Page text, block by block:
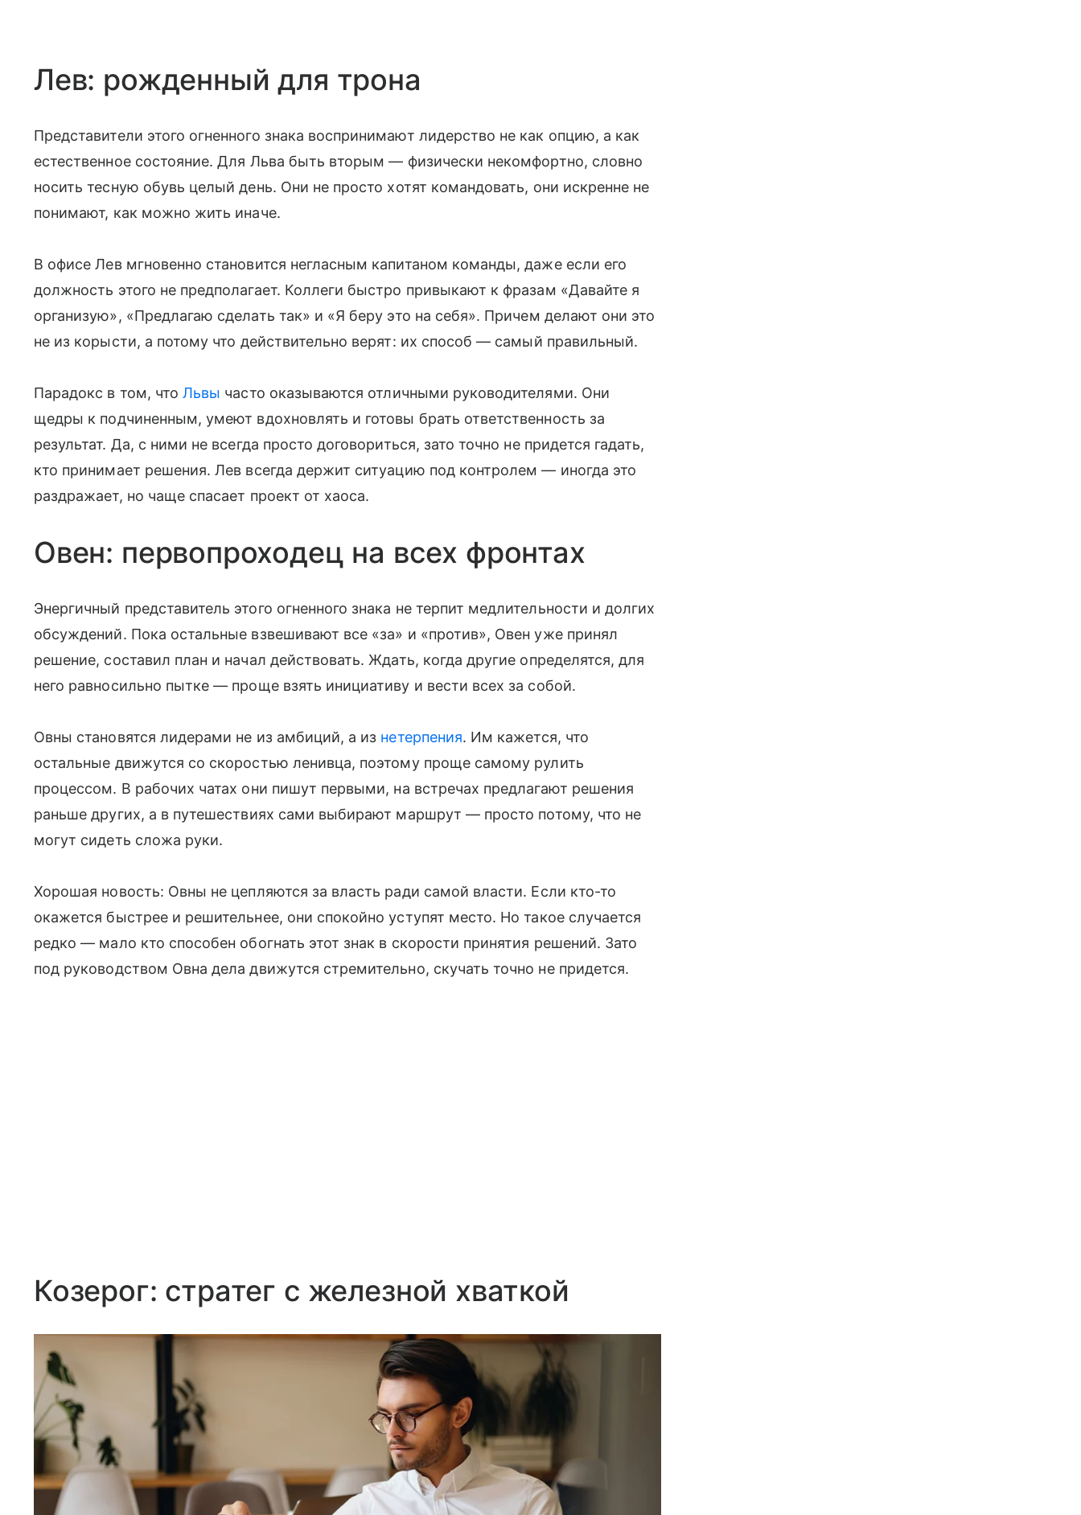
Лев: рожденный для трона
Представители этого огненного знака воспринимают лидерство не как опцию, а как
естественное состояние. Для Льва быть вторым — физически некомфортно, словно
носить тесную обувь целый день. Они не просто хотят командовать, они искренне не
понимают, как можно жить иначе.
В офисе Лев мгновенно становится негласным капитаном команды, даже если его
должность этого не предполагает. Коллеги быстро привыкают к фразам «Давайте я
организую», «Предлагаю сделать так» и «Я беру это на себя». Причем делают они это
не из корысти, а потому что действительно верят: их способ — самый правильный.
Парадокс в том, что Львы часто оказываются отличными руководителями. Они
щедры к подчиненным, умеют вдохновлять и готовы брать ответственность за
результат. Да, с ними не всегда просто договориться, зато точно не придется гадать,
кто принимает решения. Лев всегда держит ситуацию под контролем — иногда это
раздражает, но чаще спасает проект от хаоса.
Овен: первопроходец на всех фронтах
Энергичный представитель этого огненного знака не терпит медлительности и долгих
обсуждений. Пока остальные взвешивают все «за» и «против», Овен уже принял
решение, составил план и начал действовать. Ждать, когда другие определятся, для
него равносильно пытке — проще взять инициативу и вести всех за собой.
Овны становятся лидерами не из амбиций, а из нетерпения. Им кажется, что
остальные движутся со скоростью ленивца, поэтому проще самому рулить
процессом. В рабочих чатах они пишут первыми, на встречах предлагают решения
раньше других, а в путешествиях сами выбирают маршрут — просто потому, что не
могут сидеть сложа руки.
Хорошая новость: Овны не цепляются за власть ради самой власти. Если кто-то
окажется быстрее и решительнее, они спокойно уступят место. Но такое случается
редко — мало кто способен обогнать этот знак в скорости принятия решений. Зато
под руководством Овна дела движутся стремительно, скучать точно не придется.
Козерог: стратег с железной хваткой